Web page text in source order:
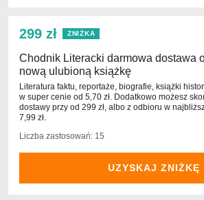
299 zł ZNIŻKA
Chodnik Literacki darmowa dostawa
nową ulubioną książkę
Literatura faktu, reportaże, biografie, książki
w super cenie od 5,70 zł. Dodatkowo możesz
dostawy przy od 299 zł, albo z odbioru w
7,99 zł.
Liczba zastosowań: 15
UZYSKAJ ZNIŻKĘ